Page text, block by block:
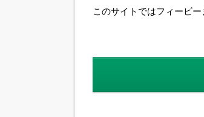
このサイトではフィービ